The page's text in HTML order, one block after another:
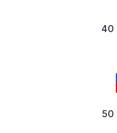
40
50